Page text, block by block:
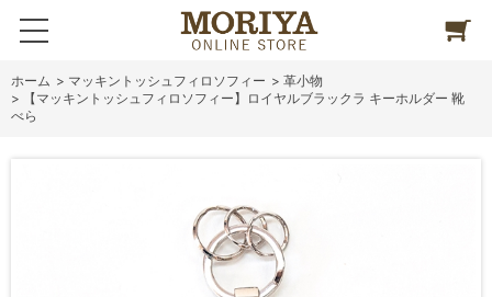
ホーム > マッキントッシュフィロソフィー > 革小物
>
【マッキントッシュフィロソフィー】ロイヤルブラックラ キーホルダー 靴
べら